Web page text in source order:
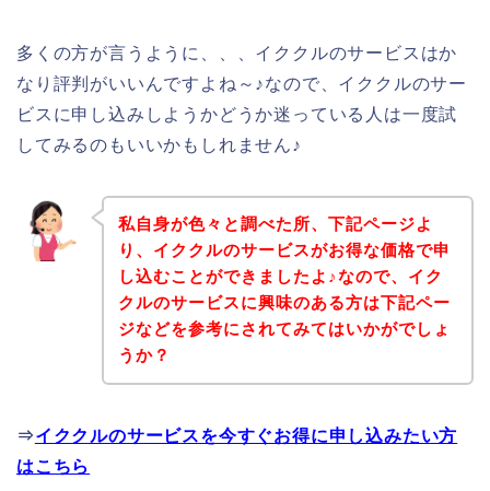
多くの方が言うように、、、イククルのサービスはか
なり評判がいいんですよね～♪なので、イククルのサー
ビスに申し込みしようかどうか迷っている人は一度試
してみるのもいいかもしれません♪
私自身が色々と調べた所、下記ページよ
り、イククルのサービスがお得な価格で申
し込むことができましたよ♪なので、イク
クルのサービスに興味のある方は下記ペー
ジなどを参考にされてみてはいかがでしょ
うか？
⇒イククルのサービスを今すぐお得に申し込みたい方
はこちら